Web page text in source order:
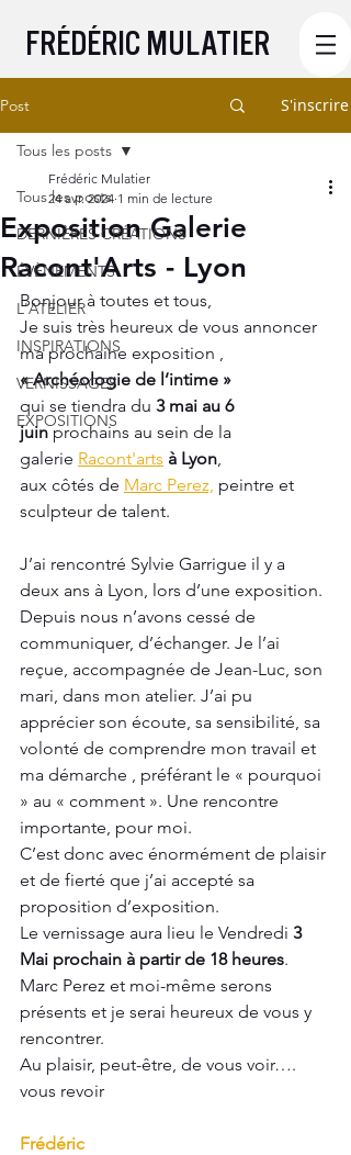
FRÉDÉRIC MULATIER
Post S'inscrire
Tous les posts
DERNIÈRES CRÉATIONS
ÉVÈNEMENTS
L'ATELIER
INSPIRATIONS
VERNISSAGES
EXPOSITIONS
Tous les posts
Exposition Galerie
Racont'Arts - Lyon
Frédéric Mulatier
24 avr. 2024 1 min de lecture
Bonjour à toutes et tous,
Je suis très heureux de vous annoncer
ma prochaine exposition ,
« Archéologie de l’intime »
qui se tiendra du 3 mai au 6
juin prochains au sein de la
galerie Racont'arts à Lyon,
aux côtés de Marc Perez, peintre et
sculpteur de talent.
J’ai rencontré Sylvie Garrigue il y a
deux ans à Lyon, lors d’une exposition.
Depuis nous n’avons cessé de
communiquer, d’échanger. Je l’ai
reçue, accompagnée de Jean-Luc, son
mari, dans mon atelier. J’ai pu
apprécier son écoute, sa sensibilité, sa
volonté de comprendre mon travail et
ma démarche , préférant le « pourquoi
» au « comment ». Une rencontre
importante, pour moi.
C’est donc avec énormément de plaisir
et de fierté que j’ai accepté sa
proposition d’exposition.
Le vernissage aura lieu le Vendredi 3
Mai prochain à partir de 18 heures.
Marc Perez et moi-même serons
présents et je serai heureux de vous y
rencontrer.
Au plaisir, peut-être, de vous voir….
vous revoir
Frédéric